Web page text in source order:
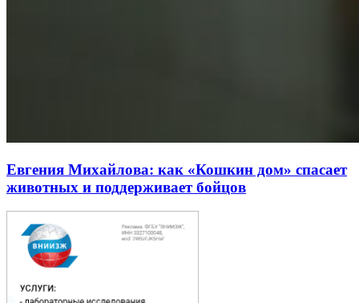
Евгения Михайлова: как «Кошкин дом» спасает
животных и поддерживает бойцов